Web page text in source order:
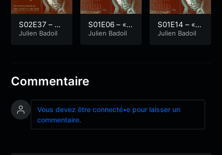
S02E37 – «
Traverser le
Julien Badoil
S01E06 – « L
a bouillabais
Julien Badoil
S01E14 – « G
ame Of Phau
Julien Badoil
Commentaire
Vous devez être connecté•e pour laisser un
commentaire.